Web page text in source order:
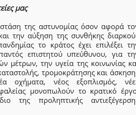
μας
της αστυνομίας όσον αφορά
την αύξηση της συνθήκης
το κράτος έχει επιλέξει
επιστητού υπεύθυνου, για
μέτρων, την υγεία της κοινωνίας
τρομοκράτησης και
οχήματα, νέος εξοπλισμός,
μονοπωλούν το κρατικό
της προληπτικής